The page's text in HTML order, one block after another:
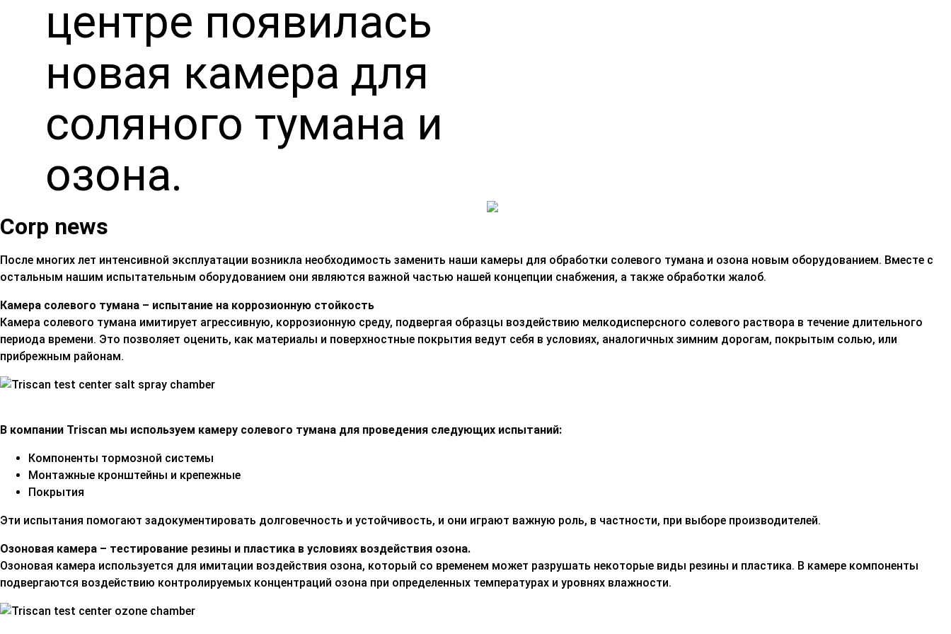
центре появилась
новая камера для
соляного тумана и
озона.
Corp news
После многих лет интенсивной эксплуатации возникла необходимость заменить наши камеры для обработки солевого тумана и озона новым оборудованием. Вместе с
остальным нашим испытательным оборудованием они являются важной частью нашей концепции снабжения, а также обработки жалоб.
Камера солевого тумана – испытание на коррозионную стойкость
Камера солевого тумана имитирует агрессивную, коррозионную среду, подвергая образцы воздействию мелкодисперсного солевого раствора в течение длительного
периода времени. Это позволяет оценить, как материалы и поверхностные покрытия ведут себя в условиях, аналогичных зимним дорогам, покрытым солью, или
прибрежным районам.
В компании Triscan мы используем камеру солевого тумана для проведения следующих испытаний:
Компоненты тормозной системы
Монтажные кронштейны и крепежные
Покрытия
Эти испытания помогают задокументировать долговечность и устойчивость, и они играют важную роль, в частности, при выборе производителей.
Озоновая камера – тестирование резины и пластика в условиях воздействия озона.
Озоновая камера используется для имитации воздействия озона, который со временем может разрушать некоторые виды резины и пластика. В камере компоненты
подвергаются воздействию контролируемых концентраций озона при определенных температурах и уровнях влажности.